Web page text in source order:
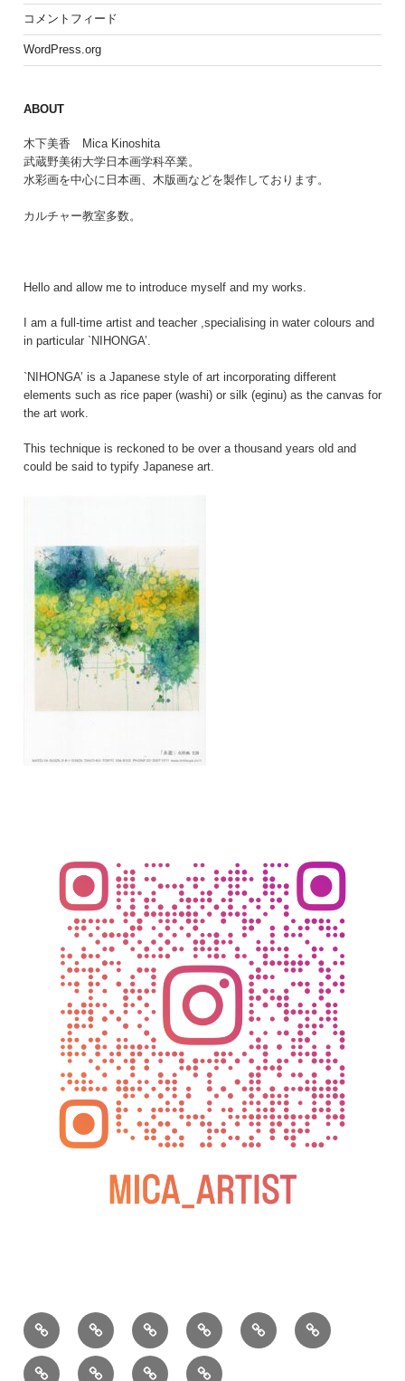
コメントフィード
WordPress.org
ABOUT
木下美香 Mica Kinoshita
武蔵野美術大学日本画学科卒業。
水彩画を中心に日本画、木版画などを製作しております。
カルチャー教室多数。
Hello and allow me to introduce myself and my works.
I am a full-time artist and teacher ,specialising in water colours and
in particular `NIHONGA’.
`NIHONGA’ is a Japanese style of art incorporating different
elements such as rice paper (washi) or silk (eginu) as the canvas for
the art work.
This technique is reckoned to be over a thousand years old and
could be said to typify Japanese art.
BLOG
教
室
の
ご
お
問
い
合
動
画
過
去
2025
松
松
小
2026
2025